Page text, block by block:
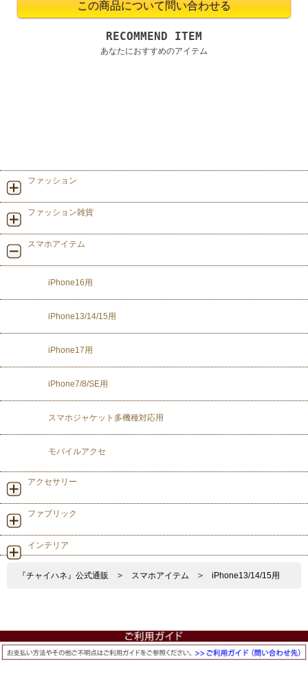
RECOMMEND ITEM
あなたにおすすめのアイテム
ファッション
ファッション雑貨
スマホアイテム
iPhone16用
iPhone13/14/15用
iPhone17用
iPhone7/8/SE用
スマホジャケット多機種対応用
モバイルアクセ
アクセサリー
ファブリック
インテリア
『チャイハネ』公式通販 > スマホアイテム > iPhone13/14/15用